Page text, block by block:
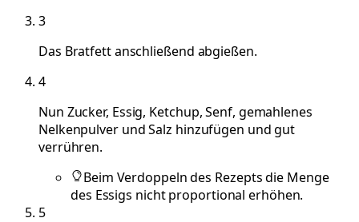
3
Das Bratfett anschließend abgießen.
4
Nun Zucker, Essig, Ketchup, Senf, gemahlenes
Nelkenpulver und Salz hinzufügen und gut
verrühren.
Beim Verdoppeln des Rezepts die Menge
des Essigs nicht proportional erhöhen.
5